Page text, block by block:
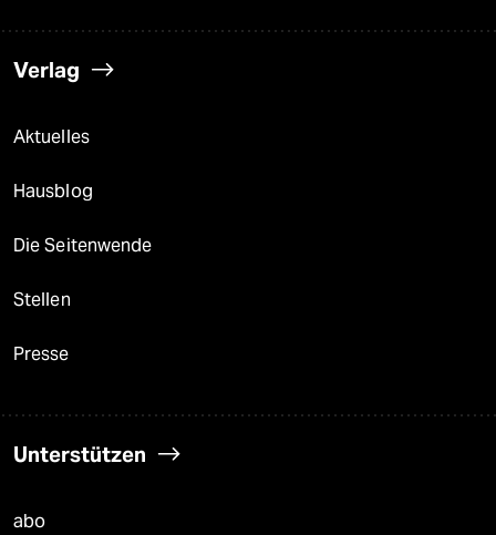
Verlag
Aktuelles
Hausblog
Die Seitenwende
Stellen
Presse
Unterstützen
abo